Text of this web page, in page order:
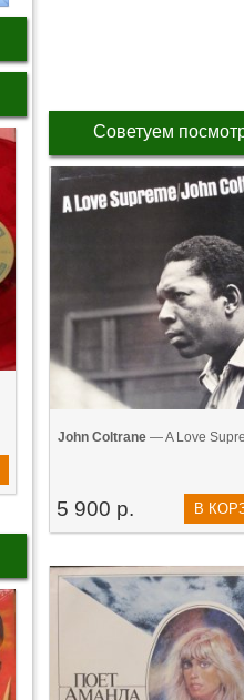
Советуем
John Coltrane— A Love
5 900 р. В